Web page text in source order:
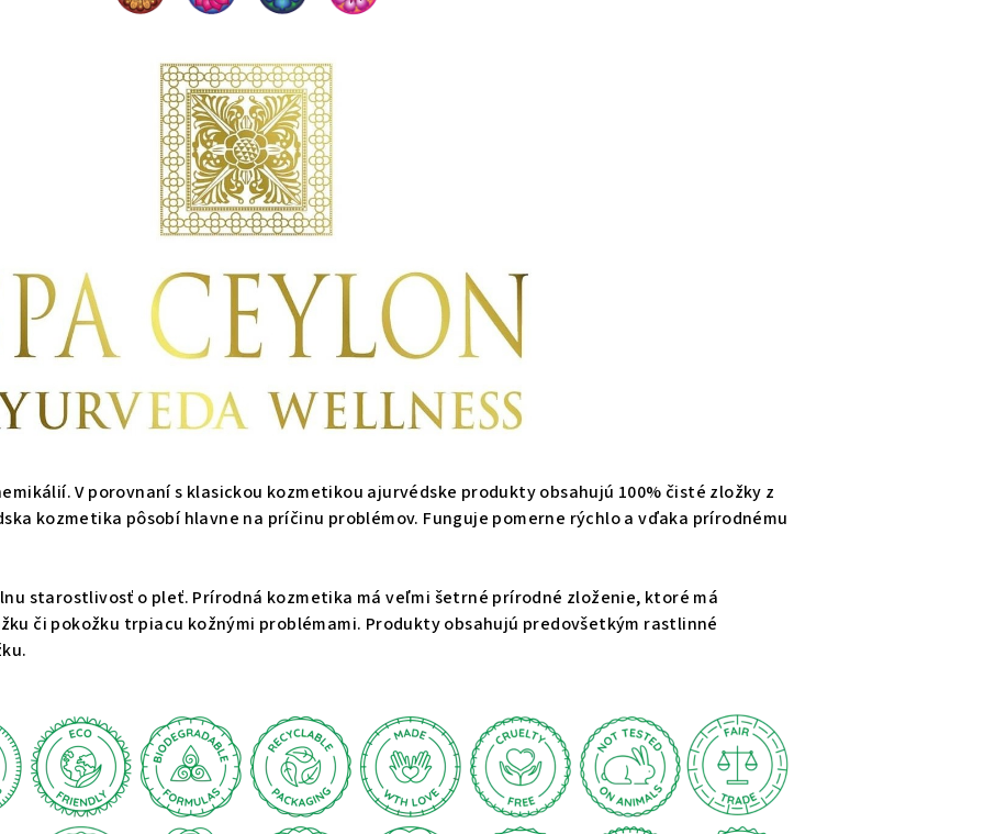
V porovnaní s klasickou kozmetikou ajurvédske produkty obsahujú 100% čisté zložky z
kozmetika pôsobí hlavne na príčinu problémov. Funguje pomerne rýchlo a vďaka prírodnému
starostlivosť o pleť. Prírodná kozmetika má veľmi šetrné prírodné zloženie, ktoré má
či pokožku trpiacu kožnými problémami. Produkty obsahujú predovšetkým rastlinné